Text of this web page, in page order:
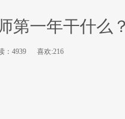
第一年干什么？
：4939 喜欢:216